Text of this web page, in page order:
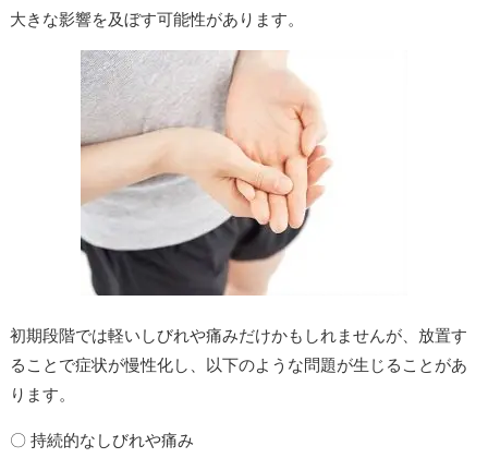
大きな影響を及ぼす可能性があります。
初期段階では軽いしびれや痛みだけかもしれませんが、放置す
ることで症状が慢性化し、以下のような問題が生じることがあ
ります。
〇 持続的なしびれや痛み